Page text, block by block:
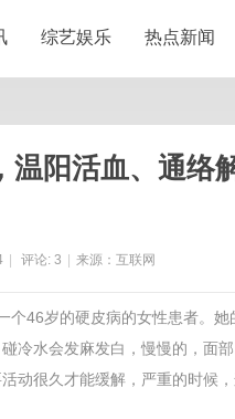
综艺娱乐 热点新闻
阳活血、通络
评论: 3 来源：互联网
46岁的硬皮病的女性患者。她
冷水会发麻发白，慢慢的，面
动很久才能缓解，严重的时候